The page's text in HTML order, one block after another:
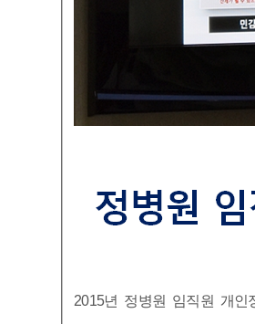
2015년 정병원 임직원 개인